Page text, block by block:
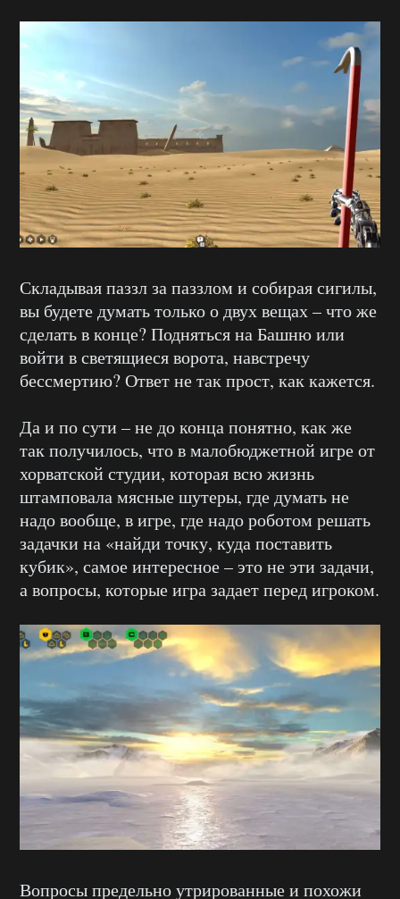
Складывая паззл за паззлом и собирая сигилы,
вы будете думать только о двух вещах – что же
сделать в конце? Подняться на Башню или
войти в светящиеся ворота, навстречу
бессмертию? Ответ не так прост, как кажется.
Да и по сути – не до конца понятно, как же
так получилось, что в малобюджетной игре от
хорватской студии, которая всю жизнь
штамповала мясные шутеры, где думать не
надо вообще, в игре, где надо роботом решать
задачки на «найди точку, куда поставить
кубик», самое интересное – это не эти задачи,
а вопросы, которые игра задает перед игроком.
Вопросы предельно утрированные и похожи